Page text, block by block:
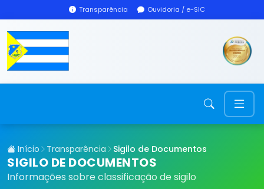
Transparência Ouvidoria / e-SIC
Início Transparência Sigilo de Documentos
SIGILO DE DOCUMENTOS
Informações sobre classificação de sigilo